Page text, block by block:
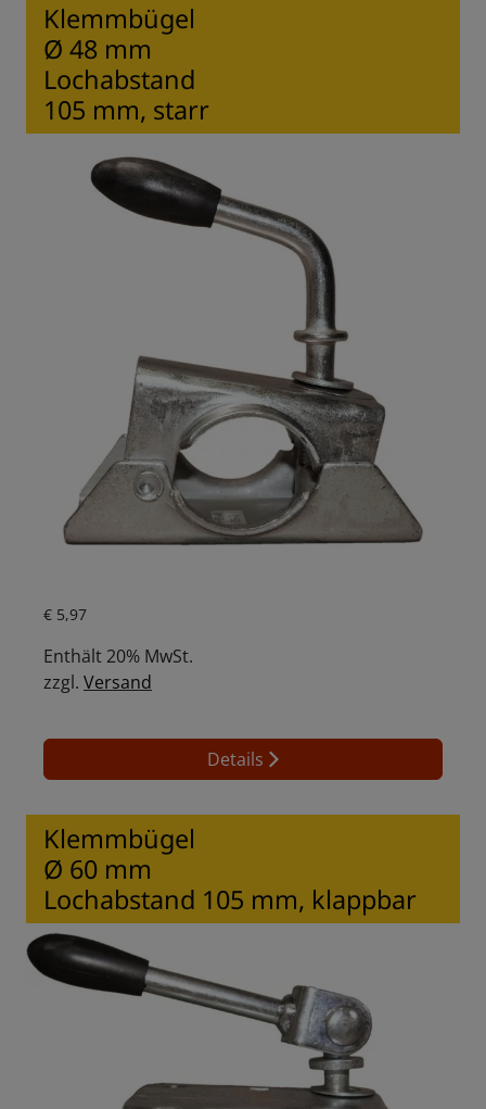
Klemmbügel
Ø 48 mm
Lochabstand
105 mm, starr
€ 5,97Aktueller Preis ist: € 5,97.
Enthält 20% MwSt.
zzgl. Versand
Details
Klemmbügel
Ø 60 mm
Lochabstand 105 mm, klappbar